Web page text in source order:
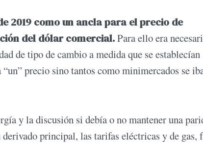
2019 como un ancla para el precio de
del dólar comercial.Para ello era
de tipo de cambio a medida que se establecían
precio sino tantos como minimercados se
y la discusión si debía o no mantener una
principal, las tarifas eléctricas y de gas,